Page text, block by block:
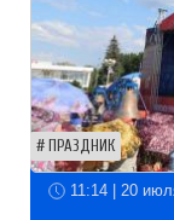
ПРАЗДНИК
11:14 | 20